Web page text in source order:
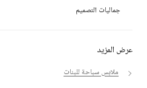
عرض المزيد
ملابس سباحة للبنات
جماليات التصميم